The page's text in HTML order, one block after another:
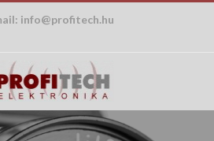
info@profitech.hu